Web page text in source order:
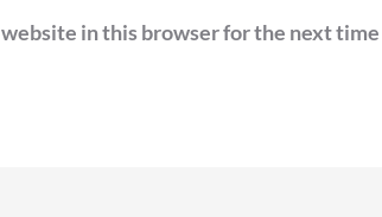
website in this browser for the next